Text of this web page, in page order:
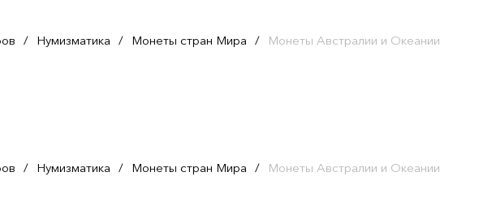
/ Нумизматика / Монеты стран Мира / Монеты Австралии и Океании
/ Нумизматика / Монеты стран Мира / Монеты Австралии и Океании